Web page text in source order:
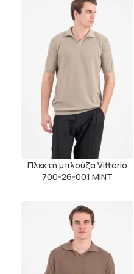
Πλεκτή μπλούζα Vittorio
700-26-001 MINT